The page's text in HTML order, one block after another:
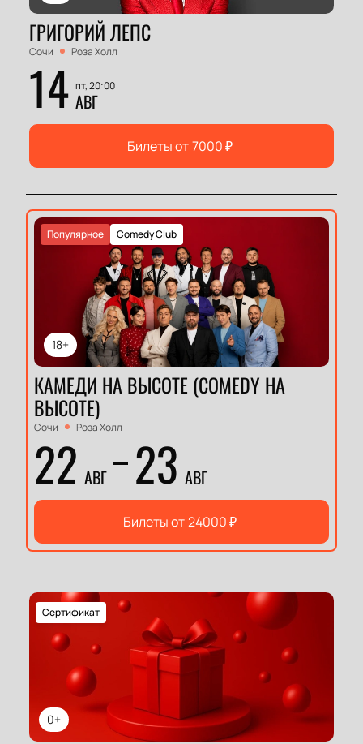
ГРИГОРИЙ ЛЕПС
Сочи Роза Холл
14 пт, 20:00
АВГ
Билеты от7000₽
18+
Comedy Club
Популярное
КАМЕДИ НА ВЫСОТЕ (COMEDY НА
ВЫСОТЕ)
Сочи Роза Холл
22 АВГ 23 АВГ
Билеты от24000₽
0+
Сертификат